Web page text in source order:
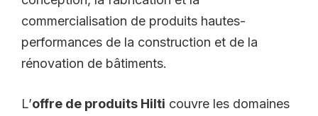
commercialisation de produits hautes-
performances de la construction et de la
rénovation de bâtiments.
L’offre de produits Hilti couvre les domaines